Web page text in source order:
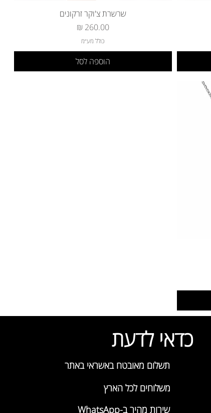
שרשרת צ'וקר זרקונים
מחיר‏260.00 ‏₪
כולל מע״מ
הוספה לסל
כדאי לדעת
תשלום מאובטח באשראי באתר
משלוחים לכל הארץ
שירות מהיר ב-WhatsApp